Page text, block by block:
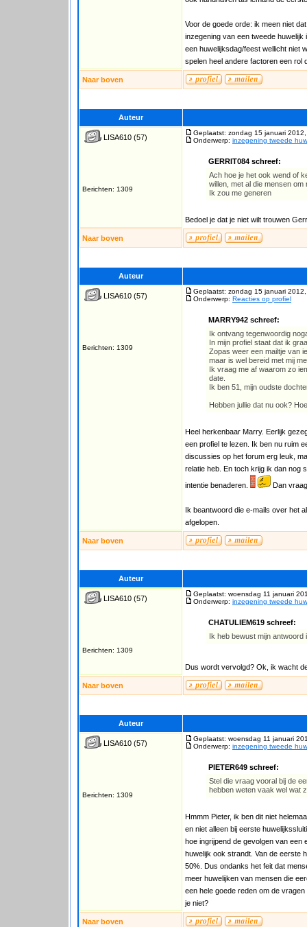
Voor de goede orde: ik meen niet
inzegening van een tweede
een huwelijksdag/feest wellicht niet
spelen heel andere factoren een rol
Naar boven
Auteur
LISA610 (57)
Berichten: 1309
Geplaatst: zondag 15 januari
Onderwerp: inzegening tweede
GERRIT084 schreef:
Ach hoe je het ook wend of
willen, met al die mensen om
Ik zou me generen
Bedoel je dat je niet wilt trouwen
Naar boven
Auteur
LISA610 (57)
Berichten: 1309
Geplaatst: zondag 15 januari
Onderwerp: Reacties op profiel
MARRY942 schreef:
Ik ontvang tegenwoordig
In mijn profiel staat dat ik
Zopas weer een mailtje van
maar is wel bereid met mij
Ik vraag me af waarom zo
date.
Ik ben 51, mijn oudste
Hebben jullie dat nu ook?
Heel herkenbaar Marry. Eerlijk
een profiel te lezen. Ik ben nu ruim
discussies op het forum erg leuk,
relatie heb. En toch krijg ik dan nog
intentie benaderen.
Dan
Ik beantwoord die e-mails over het
afgelopen.
Naar boven
Auteur
LISA610 (57)
Berichten: 1309
Geplaatst: woensdag 11 januari
Onderwerp: inzegening tweede
CHATULIEM619 schreef:
Ik heb bewust mijn antwoord
Dus wordt vervolgd? Ok, ik wacht
Naar boven
Auteur
LISA610 (57)
Berichten: 1309
Geplaatst: woensdag 11 januari
Onderwerp: inzegening tweede
PIETER649 schreef:
Stel die vraag vooral bij de
hebben weten vaak wel wat
Hmmm Pieter, ik ben dit niet
en niet alleen bij eerste
hoe ingrijpend de gevolgen van
huwelijk ook strandt. Van de eerste
50%. Dus ondanks het feit dat
meer huwelijken van mensen die
een hele goede reden om de
je niet?
Naar boven